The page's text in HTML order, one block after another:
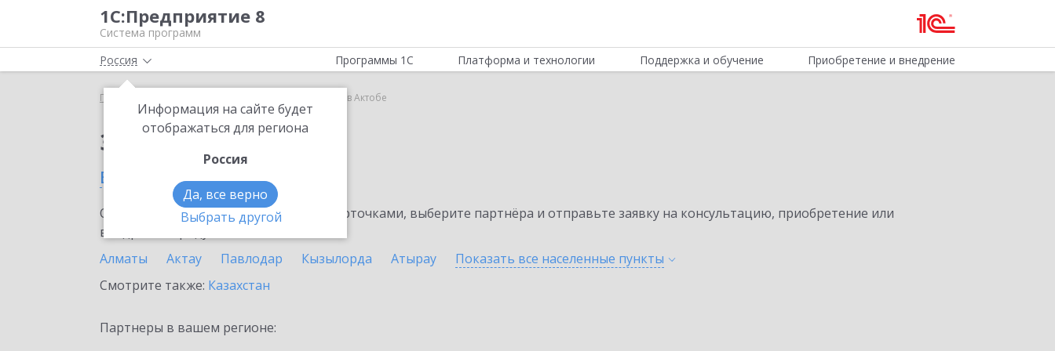
1С:Предприятие 8
Система программ
Россия
Информация на сайте будет
отображаться для региона
Россия
Да, все верно
Выбрать другой
Программы 1С Платформа и технологии Поддержка и обучение Приобретение и внедрение
Главная 1С:Лизинг в Актобе
Заказать 1С:Лизинг
в Актобе
Ознакомьтесь с информационными карточками, выберите партнёра и отправьте заявку на консультацию, приобретение или
внедрение продукта.
Алматы
Актау Павлодар Кызылорда Атырау Показать все населенные пункты
Смотрите также: Казахстан
Партнеры в вашем регионе: